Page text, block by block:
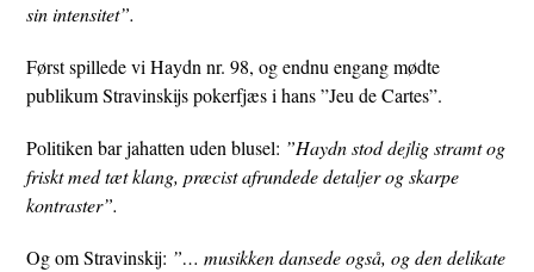
sin intensitet”.
Først spillede vi Haydn nr. 98, og endnu engang mødte
publikum Stravinskijs pokerfjæs i hans ”Jeu de Cartes”.
Politiken bar jahatten uden blusel: ”Haydn stod dejlig stramt og
friskt med tæt klang, præcist afrundede detaljer og skarpe
kontraster”.
Og om Stravinskij: ”… musikken dansede også, og den delikate